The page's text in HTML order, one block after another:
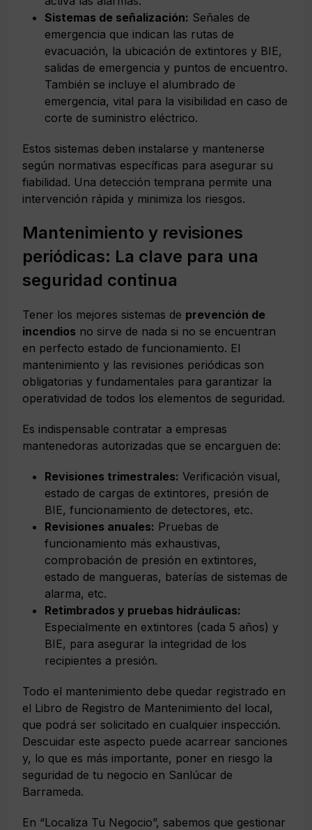
Sistemas de señalización: Señales de
emergencia que indican las rutas de
evacuación, la ubicación de extintores y BIE,
salidas de emergencia y puntos de encuentro.
También se incluye el alumbrado de
emergencia, vital para la visibilidad en caso de
corte de suministro eléctrico.
Estos sistemas deben instalarse y mantenerse
según normativas específicas para asegurar su
fiabilidad. Una detección temprana permite una
intervención rápida y minimiza los riesgos.
Mantenimiento y revisiones
periódicas: La clave para una
seguridad continua
Tener los mejores sistemas de prevención de
incendios no sirve de nada si no se encuentran
en perfecto estado de funcionamiento. El
mantenimiento y las revisiones periódicas son
obligatorias y fundamentales para garantizar la
operatividad de todos los elementos de seguridad.
Es indispensable contratar a empresas
mantenedoras autorizadas que se encarguen de:
Revisiones trimestrales: Verificación visual,
estado de cargas de extintores, presión de
BIE, funcionamiento de detectores, etc.
Revisiones anuales: Pruebas de
funcionamiento más exhaustivas,
comprobación de presión en extintores,
estado de mangueras, baterías de sistemas de
alarma, etc.
Retimbrados y pruebas hidráulicas:
Especialmente en extintores (cada 5 años) y
BIE, para asegurar la integridad de los
recipientes a presión.
Todo el mantenimiento debe quedar registrado en
el Libro de Registro de Mantenimiento del local,
que podrá ser solicitado en cualquier inspección.
Descuidar este aspecto puede acarrear sanciones
y, lo que es más importante, poner en riesgo la
seguridad de tu negocio en Sanlúcar de
Barrameda.
En “Localiza Tu Negocio”, sabemos que gestionar